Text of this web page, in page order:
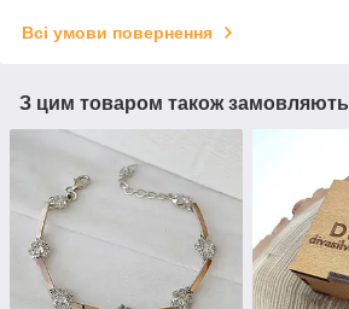
Всі умови повернення
З цим товаром також замовляють